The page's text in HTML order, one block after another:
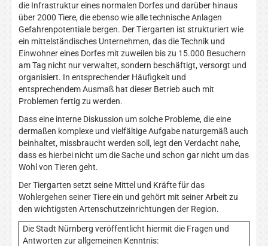
die Infrastruktur eines normalen Dorfes und darüber hinaus
über 2000 Tiere, die ebenso wie alle technische Anlagen
Gefahrenpotentiale bergen. Der Tiergarten ist strukturiert wie
ein mittelständisches Unternehmen, das die Technik und
Einwohner eines Dorfes mit zuweilen bis zu 15.000 Besuchern
am Tag nicht nur verwaltet, sondern beschäftigt, versorgt und
organisiert. In entsprechender Häufigkeit und
entsprechendem Ausmaß hat dieser Betrieb auch mit
Problemen fertig zu werden.
Dass eine interne Diskussion um solche Probleme, die eine
dermaßen komplexe und vielfältige Aufgabe naturgemäß auch
beinhaltet, missbraucht werden soll, legt den Verdacht nahe,
dass es hierbei nicht um die Sache und schon gar nicht um das
Wohl von Tieren geht.
Der Tiergarten setzt seine Mittel und Kräfte für das
Wohlergehen seiner Tiere ein und gehört mit seiner Arbeit zu
den wichtigsten Artenschutzeinrichtungen der Region.
Die Stadt Nürnberg veröffentlicht hiermit die Fragen und
Antworten zur allgemeinen Kenntnis: